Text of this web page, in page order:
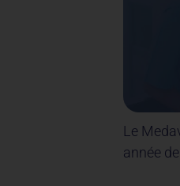
Le
année